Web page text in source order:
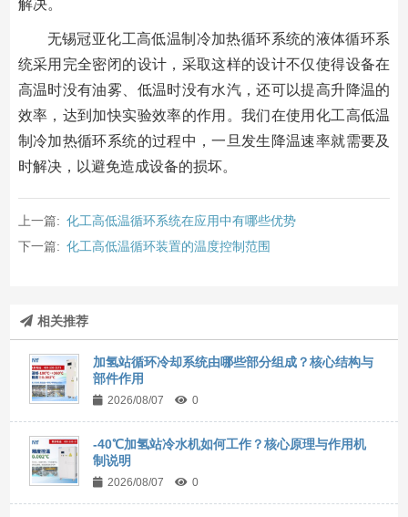
解决。
无锡冠亚化工高低温制冷加热循环系统的液体循环系
统采用完全密闭的设计，采取这样的设计不仅使得设备在
高温时没有油雾、低温时没有水汽，还可以提高升降温的
效率，达到加快实验效率的作用。我们在使用化工高低温
制冷加热循环系统的过程中，一旦发生降温速率就需要及
时解决，以避免造成设备的损坏。
上一篇: 化工高低温循环系统在应用中有哪些优势
下一篇: 化工高低温循环装置的温度控制范围
相关推荐
加氢站循环冷却系统由哪些部分组成？核心结构与
部件作用
2026/08/07 0
-40℃加氢站冷水机如何工作？核心原理与作用机
制说明
2026/08/07 0